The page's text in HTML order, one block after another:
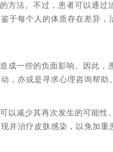
方法。不过，患者可以通过
于每个人的体质存在差异，
成一些的负面影响。因此，
，亦或是寻求心理咨询帮助。
以减少其再次发生的可能性
并治疗皮肤感染，以免加重